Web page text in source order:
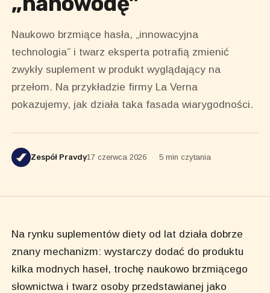
Naukowo brzmiące hasła, „innowacyjna
technologia” i twarz eksperta potrafią zmienić
zwykły suplement w produkt wyglądający na
przełom. Na przykładzie firmy La Verna
pokazujemy, jak działa taka fasada wiarygodności.
Zespół Pravdy17 czerwca 2026 · 5 min czytania
Na rynku suplementów diety od lat działa dobrze
znany mechanizm: wystarczy dodać do produktu
kilka modnych haseł, trochę naukowo brzmiącego
słownictwa i twarz osoby przedstawianej jako